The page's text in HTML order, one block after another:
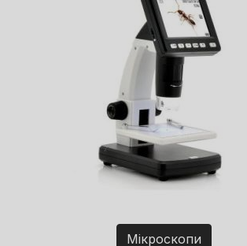
Мікроскопи